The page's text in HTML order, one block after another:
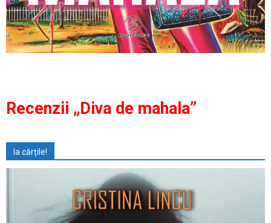
Recenzii „Diva de mahala”
Ia cărțile!